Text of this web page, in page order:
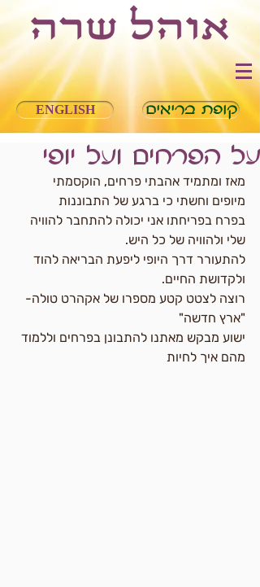
ENGLISH קופת בריאים
על הפרחים ועל יופי
מאז ומתמיד אהבתי פרחים, הוקסמתי
מיופים וחשתי כי ברגע של התבוננות
בפרח בפריחתו אני יכולה להתחבר להוויה
שלי ולהוויה של כל היש.
להתעורר דרך היופי ליפעת הבריאה להוד
ולקדושת החיים.
רוצה לצטט קטע מספרו של אקהרט טולה-
"ארץ חדשה"
ישוע מבקש מאתנו להתבונן בפרחים וללמוד
מהם איך לחיות